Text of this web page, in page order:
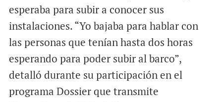
esperaba para subir a conocer sus
instalaciones. “Yo bajaba para hablar con
las personas que tenían hasta dos horas
esperando para poder subir al barco”,
detalló durante su participación en el
programa Dossier que transmite